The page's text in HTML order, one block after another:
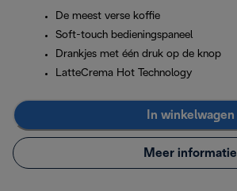
De meest verse koffie
Soft-touch bedieningspaneel
Drankjes met één druk op de knop
LatteCrema Hot Technology
In winkelwagen
Meer informatie